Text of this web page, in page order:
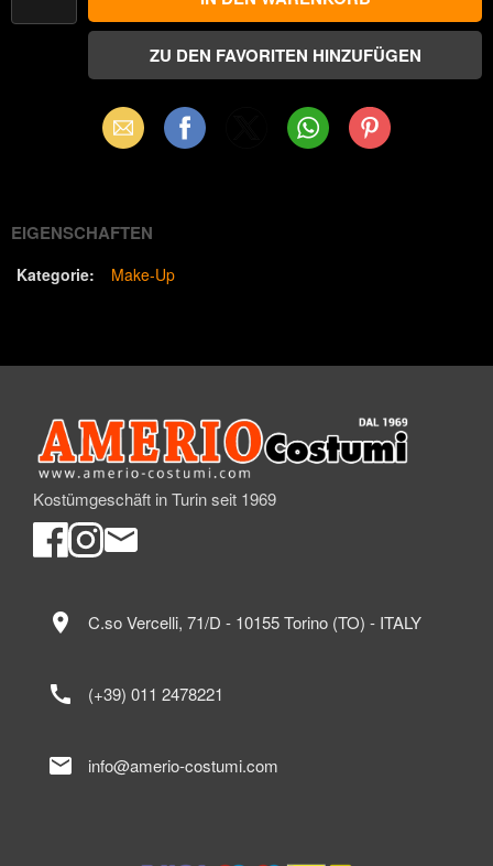
Email Facebook WhatsAppPinterest
EIGENSCHAFTEN
Kategorie: Make-Up
Kostümgeschäft in Turin seit 1969
location_on C.so Vercelli, 71/D - 10155 Torino (TO) - ITALY
call (+39) 011 2478221
mail info@amerio-costumi.com